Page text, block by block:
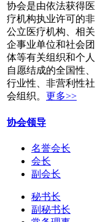
协会是由依法获得医
疗机构执业许可的非
公立医疗机构、相关
企事业单位和社会团
体等有关组织和个人
自愿结成的全国性、
行业性、非营利性社
会组织。 更多>>
协会领导
名誉会长
会长
副会长
秘书长
副秘书长